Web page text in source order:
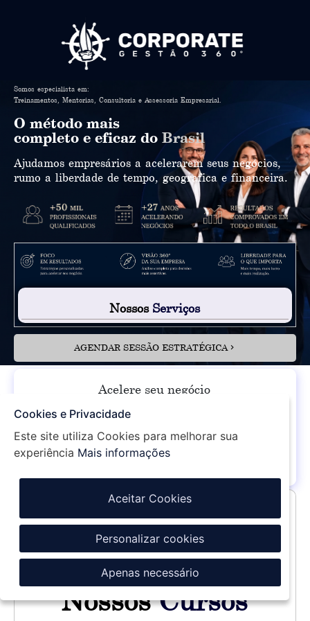
Somos especialista em:
Treinamentos, Mentorias, Consultoria e Assessoria Empresarial.
O método mais
completo e eficaz do Brasil
Ajudamos empresários a acelerarem seus negócios,
rumo a liberdade de tempo, geografica e financeira.
Nossos Serviços
AGENDAR SESSÃO ESTRATÉGICA
Acelere seu negócio
Clique aqui e saiba mais
Cursos Online e Presenciais
Programas Personalizados
NossosCursos
Cookies e Privacidade
Este site utiliza Cookies para melhorar sua
experiência Mais informações
Aceitar Cookies
Personalizar cookies
Apenas necessário